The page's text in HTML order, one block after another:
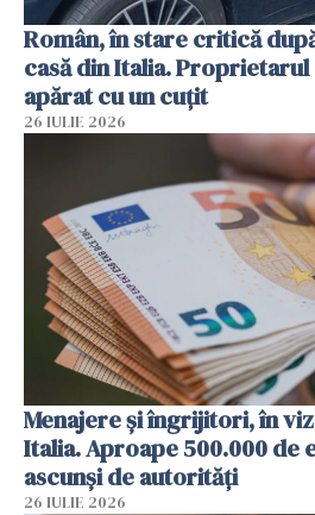
Român, în stare critică
casă din Italia. Proprietarul
apărat cu un cuțit
26 IULIE 2026
Menajere și îngrijitori, în
Italia. Aproape 500.000 de
ascunși de autorități
26 IULIE 2026